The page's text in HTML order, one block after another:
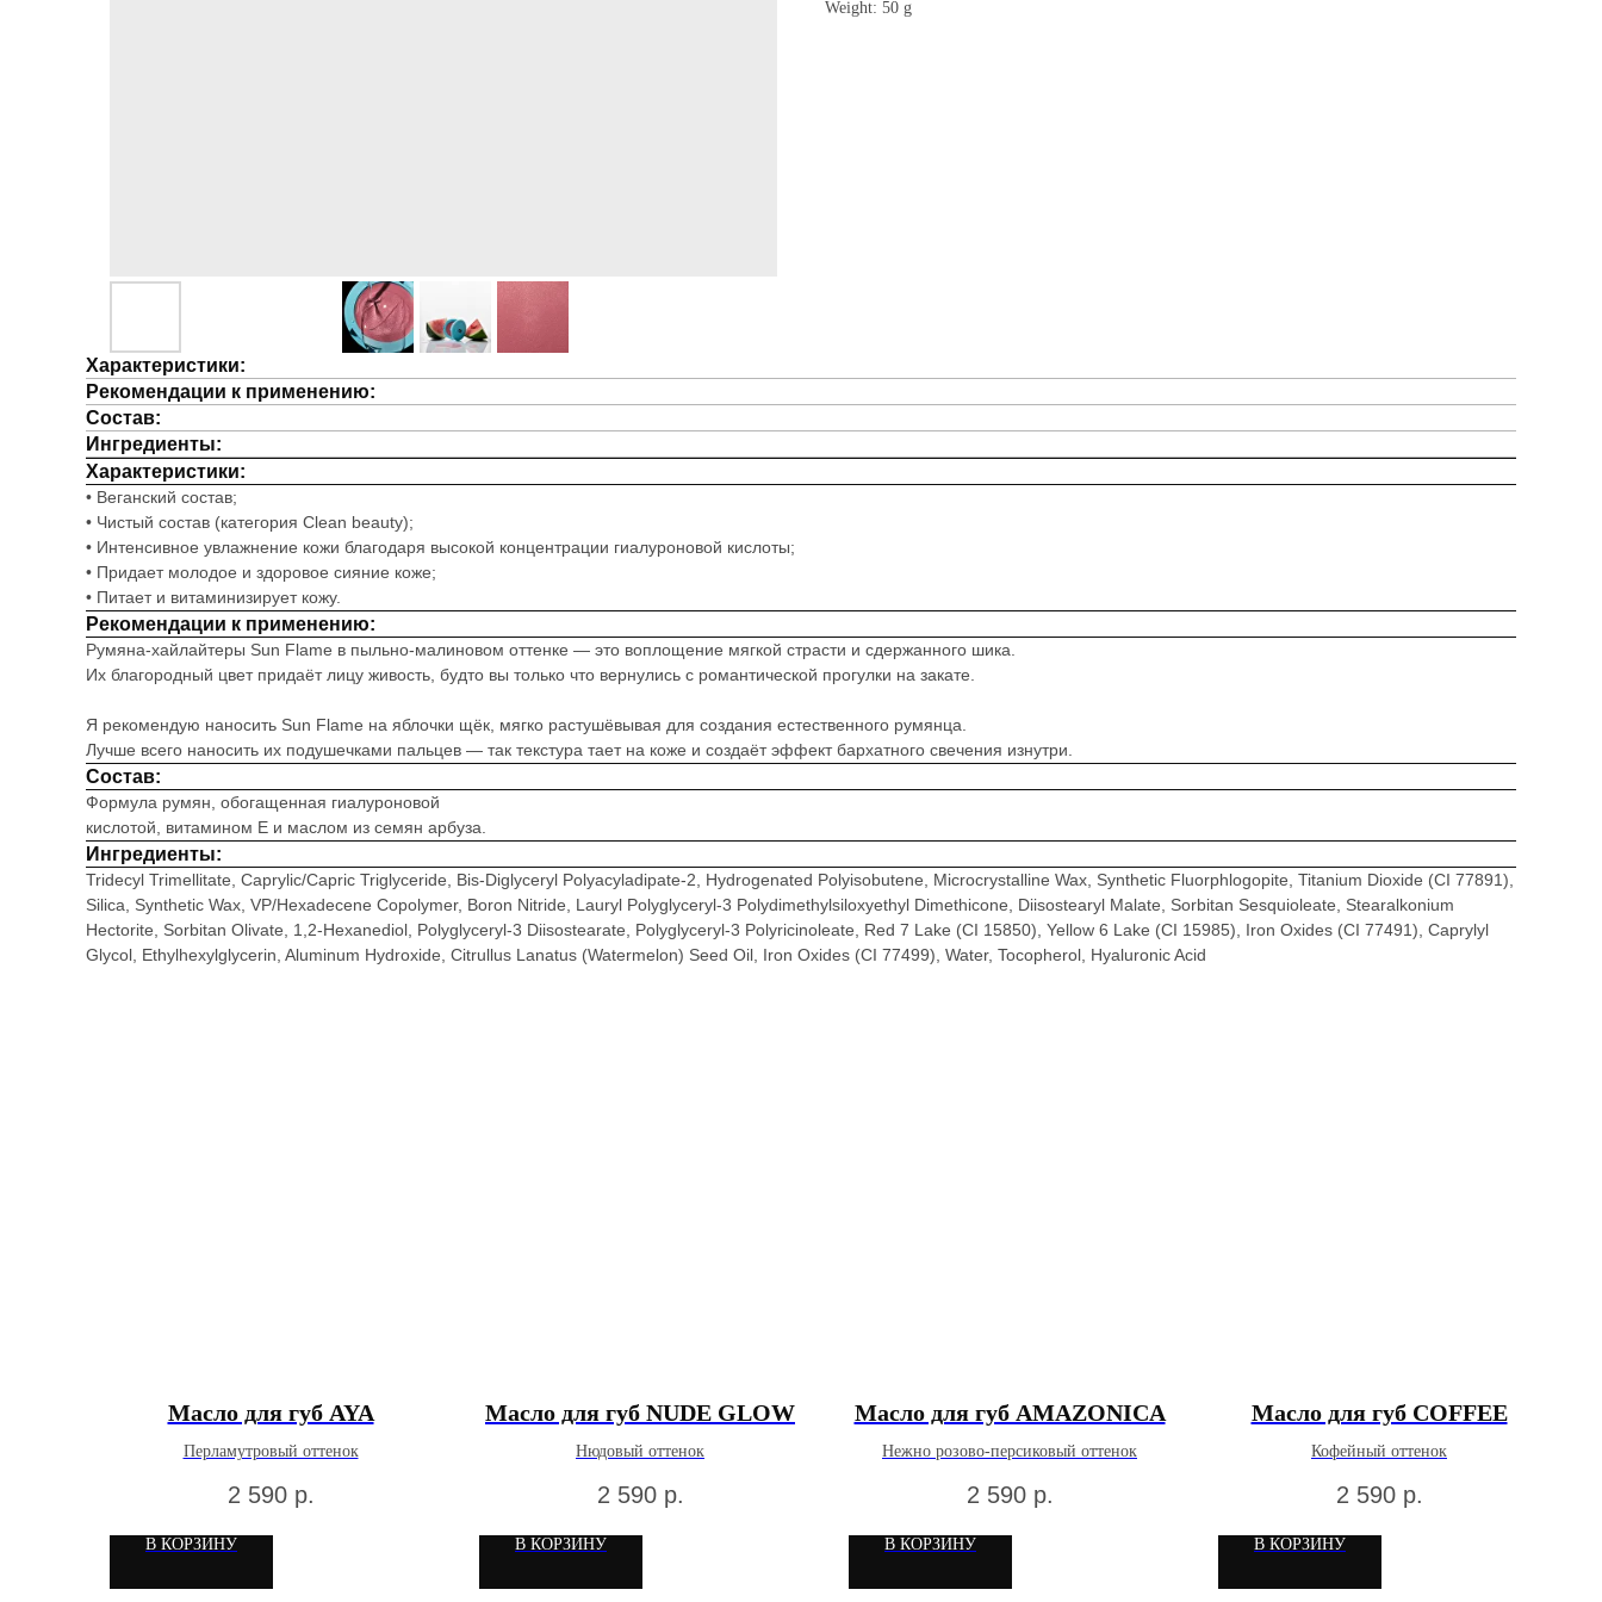
Weight: 50 g
Характеристики:
Рекомендации к применению:
Состав:
Ингредиенты:
Характеристики:
•⁠ ⁠Веганский состав;
•⁠ ⁠⁠Чистый состав (категория Clean beauty);
•⁠ ⁠⁠Интенсивное увлажнение кожи благодаря высокой концентрации гиалуроновой кислоты;
•⁠ ⁠⁠Придает молодое и здоровое сияние коже;
•⁠ ⁠⁠Питает и витаминизирует кожу.
Рекомендации к применению:
Румяна-хайлайтеры Sun Flame в пыльно-малиновом оттенке — это воплощение мягкой страсти и сдержанного шика.
Их благородный цвет придаёт лицу живость, будто вы только что вернулись с романтической прогулки на закате.
Я рекомендую наносить Sun Flame на яблочки щёк, мягко растушёвывая для создания естественного румянца.
Лучше всего наносить их подушечками пальцев — так текстура тает на коже и создаёт эффект бархатного свечения изнутри.
Состав:
Формула румян, обогащенная гиалуроновой
кислотой, витамином Е и маслом из семян арбуза.
Ингредиенты:
Tridecyl Trimellitate, Caprylic/Capric Triglyceride, Bis-Diglyceryl Polyacyladipate-2, Hydrogenated Polyisobutene, Microcrystalline Wax, Synthetic Fluorphlogopite, Titanium Dioxide (CI 77891),
Silica, Synthetic Wax, VP/Hexadecene Copolymer, Boron Nitride, Lauryl Polyglyceryl-3 Polydimethylsiloxyethyl Dimethicone, Diisostearyl Malate, Sorbitan Sesquioleate, Stearalkonium
Hectorite, Sorbitan Olivate, 1,2-Hexanediol, Polyglyceryl-3 Diisostearate, Polyglyceryl-3 Polyricinoleate, Red 7 Lake (CI 15850), Yellow 6 Lake (CI 15985), Iron Oxides (CI 77491), Caprylyl
Glycol, Ethylhexylglycerin, Aluminum Hydroxide, Citrullus Lanatus (Watermelon) Seed Oil, Iron Oxides (CI 77499), Water, Tocopherol, Hyaluronic Acid
Масло для губ AYA
Перламутровый оттенок
2 590 р.
В КОРЗИНУ
Масло для губ NUDE GLOW
Нюдовый оттенок
2 590 р.
В КОРЗИНУ
Масло для губ AMAZONICA
Нежно розово-персиковый оттенок
2 590 р.
В КОРЗИНУ
Масло для губ COFFEE
Кофейный оттенок
2 590 р.
В КОРЗИНУ